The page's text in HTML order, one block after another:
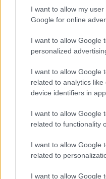
I want to allow my
Google for online
I want to allow Google
personalized
I want to allow Google
related to analytics
device identifiers in
I want to allow Google
related to functionality
I want to allow Google
related to
I want to allow Google
A
Már
gsplus.hu
One
de